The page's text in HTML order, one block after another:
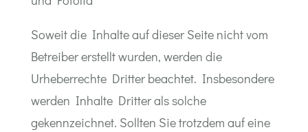
Soweit die Inhalte auf dieser Seite nicht vom
Betreiber erstellt wurden, werden die
Urheberrechte Dritter beachtet. Insbesondere
werden Inhalte Dritter als solche
gekennzeichnet. Sollten Sie trotzdem auf eine